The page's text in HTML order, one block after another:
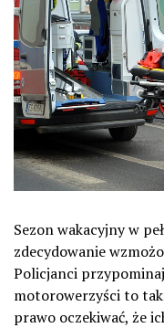
Sezon wakacyjny w
zdecydowanie
Policjanci
motorowerzyści to
prawo oczekiwać, że